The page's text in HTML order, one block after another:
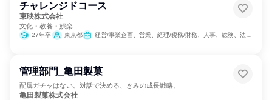
チャレンジドコース
東映株式会社
文化・教養・娯楽
27年卒 東京都 経営/事業企画、営業、経理/税務/財務、人事、総務、法務/知財、広報/IR、商品企画、マーケティング・広告・宣伝、出版/メディア/芸能/エンタメ専門職
管理部門_亀田製菓
配属ガチャはない。対話で決める、きみの成長戦略。
亀田製菓株式会社